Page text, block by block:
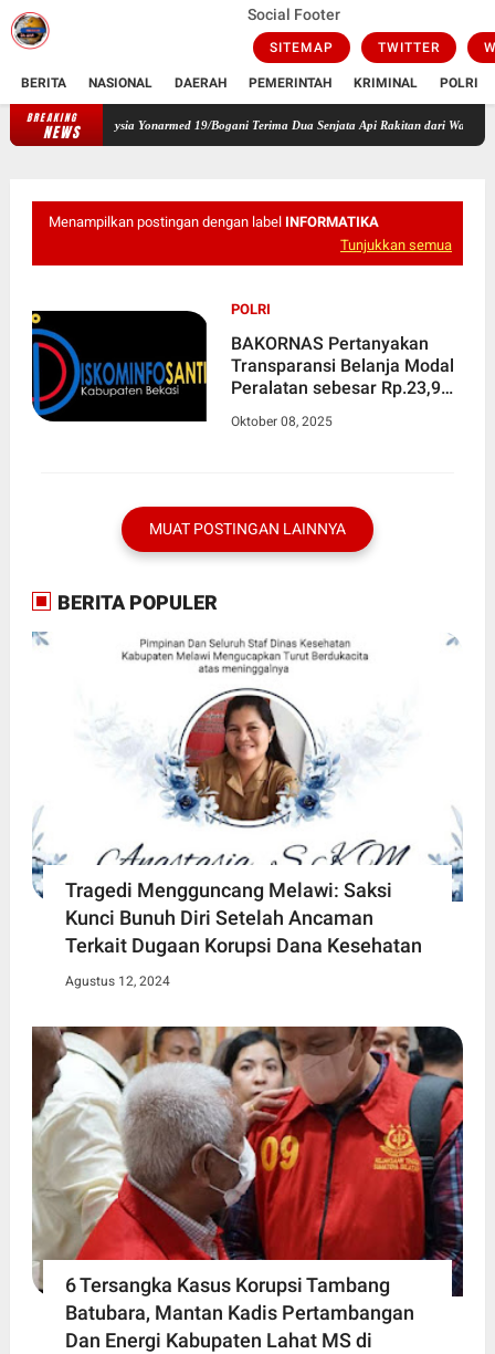
Social Footer
SITEMAP TWITTER
BERITA NASIONAL DAERAH PEMERINTAH KRIMINAL POLRI
BREAKING
NEWS Jaga Keamanan Perbatasan, Satgas Pamtas RI-Malaysia
Menampilkan postingan dengan label INFORMATIKA
Tunjukkan semua
POLRI
BAKORNAS Pertanyakan
Transparansi Belanja Modal
Peralatan sebesar Rp.23,9
Komunikasi, Informatika,
Oktober 08, 2025
MUAT POSTINGAN LAINNYA
BERITA POPULER
Tragedi Mengguncang Melawi: Saksi
Kunci Bunuh Diri Setelah Ancaman
Terkait Dugaan Korupsi Dana Kesehatan
Agustus 12, 2024
6 Tersangka Kasus Korupsi Tambang
Batubara, Mantan Kadis Pertambangan
Dan Energi Kabupaten Lahat MS di